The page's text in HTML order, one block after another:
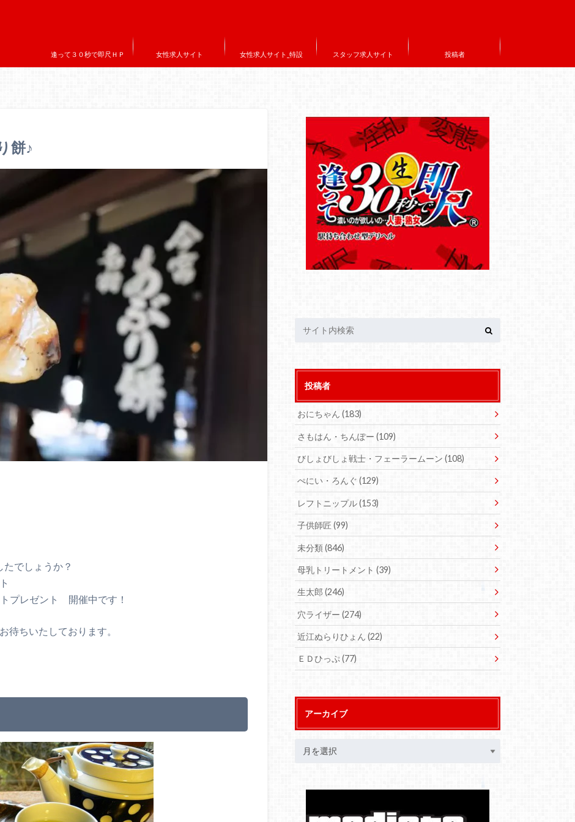
逢って３０秒で即尺ＨＰ 女性求人サイト 女性求人サイト_特設 スタッフ求人サイト 投稿者
餅♪
でしょうか？
プレゼント 開催中です！
待ちいたしております。
投稿者
おにちゃん(183)
さもはん・ちんぽー(109)
びしょびしょ戦士・フェーラームーン(108)
ぺにい・ろんぐ(129)
レフトニップル(153)
子供師匠(99)
未分類(846)
母乳トリートメント(39)
生太郎(246)
穴ライザー(274)
近江ぬらりひょん(22)
ＥＤひっぷ(77)
アーカイブ